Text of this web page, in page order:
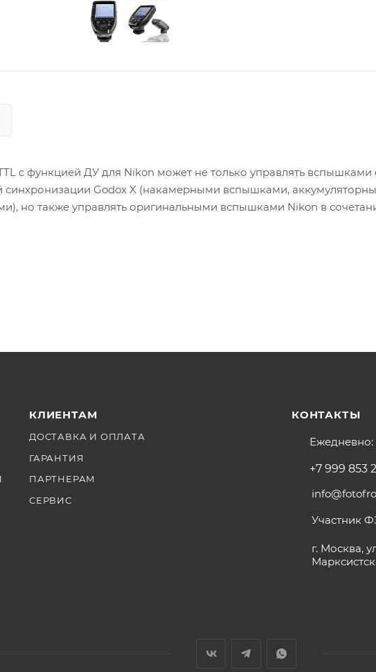
с функцией ДУ для Nikon может не только управлять вспышками
синхронизации Godox X (накамерными вспышками,
но также управлять оригинальными вспышками Nikon в
КЛИЕНТАМ
ДОСТАВКА И ОПЛАТА
ГАРАНТИЯ
ПАРТНЕРАМ
СЕРВИС
КОНТАКТЫ
Ежедневно:
+7 999 853
Участник
г. Москва,